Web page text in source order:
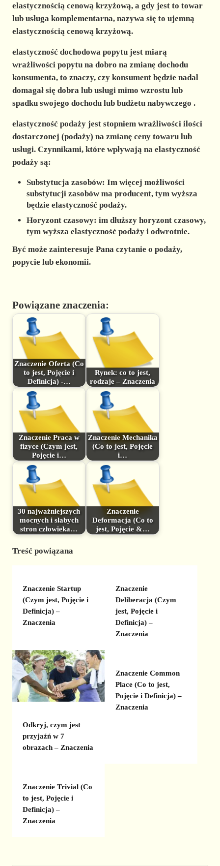
elastycznością cenową krzyżową, a gdy jest to towar
lub usługa komplementarna, nazywa się to ujemną
elastycznością cenową krzyżową.
elastyczność dochodowa popytujest miarą
wrażliwości popytu na dobro na zmianę dochodu
konsumenta, to znaczy, czy konsument będzie nadal
domagał się dobra lub usługi mimo wzrostu lub
spadku swojego dochodu lub budżetu nabywczego .
elastyczność podażyjest stopniem wrażliwości ilości
dostarczonej (podaży) na zmianę ceny towaru lub
usługi. Czynnikami, które wpływają na elastyczność
podaży są:
Substytucja zasobów: Im więcej możliwości
substytucji zasobów ma producent, tym wyższa
będzie elastyczność podaży.
Horyzont czasowy: im dłuższy horyzont czasowy,
tym wyższa elastyczność podaży i odwrotnie.
Być może zainteresuje Pana czytanie o podaży,
popycie lub ekonomii.
Powiązane znaczenia:
Znaczenie Oferta (Co
to jest, Pojęcie i
Definicja) -…
Rynek: co to jest,
rodzaje – Znaczenia
Znaczenie Praca w
fizyce (Czym jest,
Pojęcie i…
Znaczenie Mechanika
(Co to jest, Pojęcie
i…
30 najważniejszych
mocnych i słabych
stron człowieka…
Znaczenie
Deformacja (Co to
jest, Pojęcie &…
Treść powiązana
Znaczenie Startup
(Czym jest, Pojęcie i
Definicja) –
Znaczenia
Znaczenie
Deliberacja (Czym
jest, Pojęcie i
Definicja) –
Znaczenia
Odkryj, czym jest
przyjaźń w 7
obrazach – Znaczenia
Znaczenie Common
Place (Co to jest,
Pojęcie i Definicja) –
Znaczenia
Znaczenie Trivial (Co
to jest, Pojęcie i
Definicja) –
Znaczenia